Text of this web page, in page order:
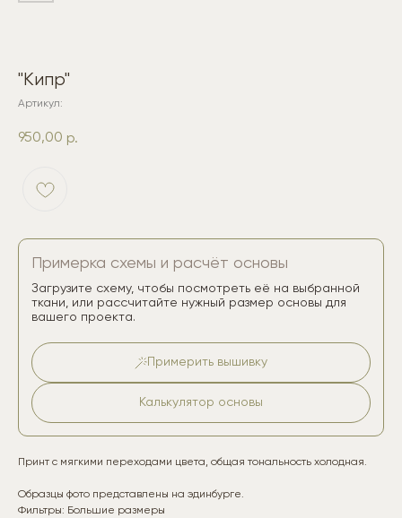
"Кипр"
Артикул:
950,00 р.
Примерка схемы и расчёт основы
Загрузите схему, чтобы посмотреть её на выбранной
ткани, или рассчитайте нужный размер основы для
вашего проекта.
Примерить вышивку
Калькулятор основы
Принт с мягкими переходами цвета, общая тональность холодная.
Образцы фото представлены на эдинбурге.
Фильтры: Большие размеры